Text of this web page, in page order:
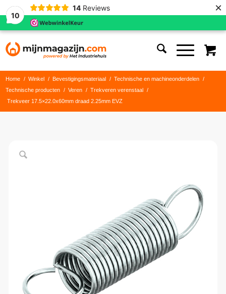
10
14 Reviews ×
Home / Winkel / Bevestigingsmateriaal / Technische en machineonderdelen
/
Technische producten
/ Veren / Trekveren verenstaal
/
Trekveer 17.5×22.0x60mm draad 2.25mm EVZ